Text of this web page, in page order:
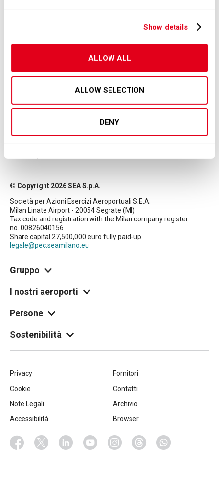
Show details
ALLOW ALL
ALLOW SELECTION
DENY
Downloads
© Copyright 2026 SEA S.p.A.
Società per Azioni Esercizi Aeroportuali S.E.A.
Milan Linate Airport - 20054 Segrate (MI)
Tax code and registration with the Milan company register
no. 00826040156
Share capital 27,500,000 euro fully paid-up
legale@pec.seamilano.eu
Gruppo
I nostri aeroporti
Persone
Sostenibilità
Piè
di
pagina
Privacy
Cookie
Note Legali
Accessibilità
Fornitori
Contatti
Archivio
Browser
Socials